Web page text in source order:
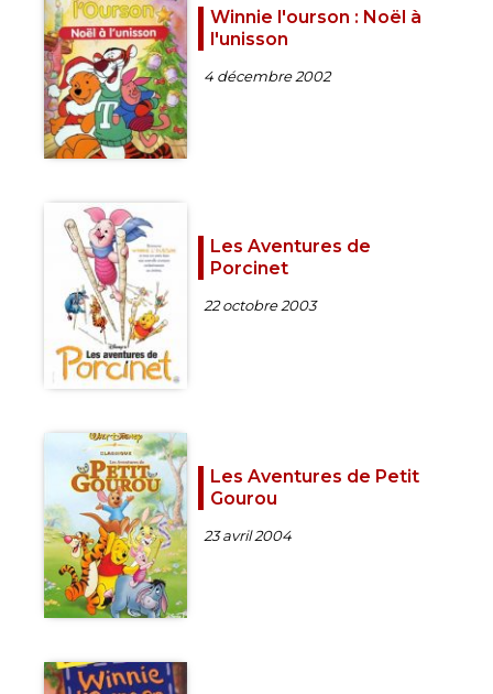
Winnie l'ourson : Noël à
l'unisson
4 décembre 2002
Les Aventures de
Porcinet
22 octobre 2003
Les Aventures de Petit
Gourou
23 avril 2004